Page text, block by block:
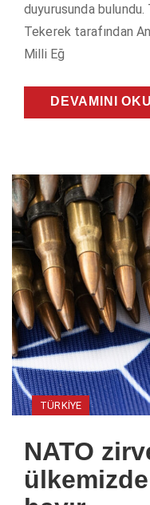
duyurusunda bulundu.
Tekerek tarafından
Milli Eğ
DEVAMINI OKU
TÜRKIYE
NATO